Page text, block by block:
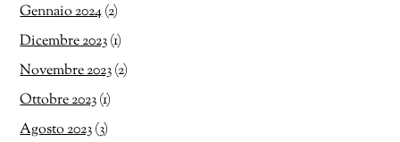
Gennaio 2024(2)
Dicembre 2023(1)
Novembre 2023(2)
Ottobre 2023(1)
Agosto 2023(3)